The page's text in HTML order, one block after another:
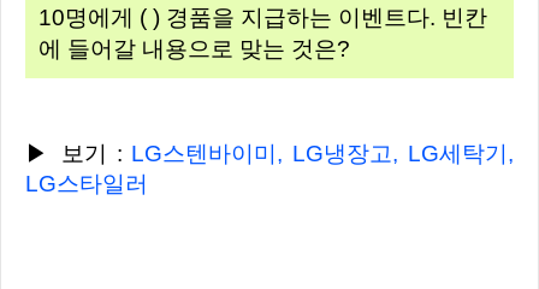
10명에게 ( ) 경품을 지급하는 이벤트다. 빈칸
에 들어갈 내용으로 맞는 것은?
▶ 보기 : LG스텐바이미, LG냉장고, LG세탁기,
LG스타일러